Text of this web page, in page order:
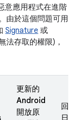
意應用程式在進階
由於這個問題可用
Signature 或
法存取的權限)，
更新的
Android
開放原
回報
日期